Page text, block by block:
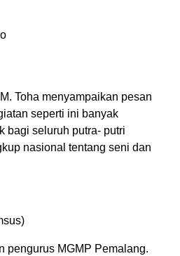
Toha menyampaikan pesan
seperti ini banyak
bagi seluruh putra- putri
nasional tentang seni dan
pengurus MGMP Pemalang.